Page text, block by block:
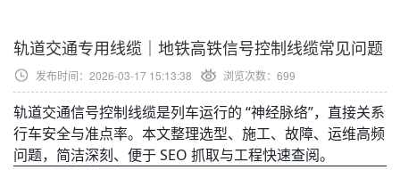
轨道交通专用线缆｜地铁高铁信号控制线缆常见问题
发布时间：2026-03-17 15:13:38 浏览次数： 699
轨道交通信号控制线缆是列车运行的 “神经脉络”，直接关系
行车安全与准点率。本文整理选型、施工、故障、运维高频
问题，简洁深刻、便于 SEO 抓取与工程快速查阅。